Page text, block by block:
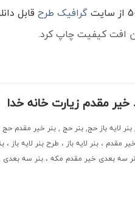
گرافیک طرحقابل
افت کیفیت چاپ کرد.
لایه باز حج, بنر حج , بنر خیر مقدم
سه بعدی خیر مقدم مکه ، بنر سه